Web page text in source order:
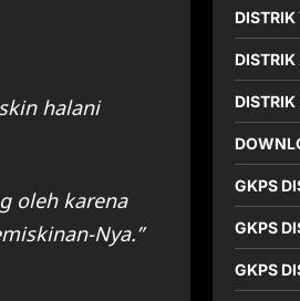
halani
oleh karena
Nya.”
DISTRIK
DISTRIK
DISTRIK
GKPS
GKPS
GKPS